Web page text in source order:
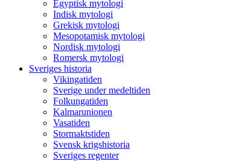
Egyptisk mytologi
Indisk mytologi
Grekisk mytologi
Mesopotamisk mytologi
Nordisk mytologi
Romersk mytologi
Sveriges historia
Vikingatiden
Sverige under medeltiden
Folkungatiden
Kalmarunionen
Vasatiden
Stormaktstiden
Svensk krigshistoria
Sveriges regenter